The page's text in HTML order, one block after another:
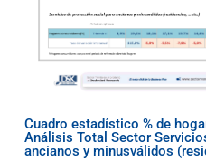
Cuadro estadístico % de
Análisis Total Sector
ancianos y minusválidos